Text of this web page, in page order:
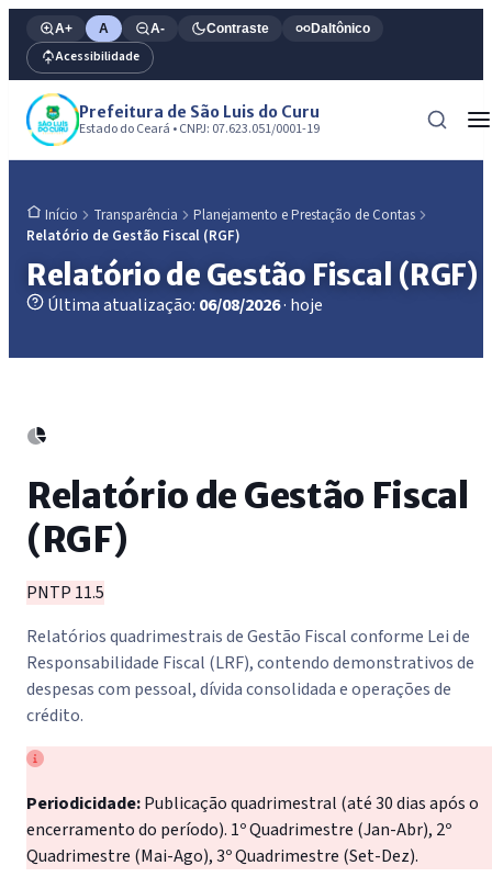
A+ A A- Contraste Daltônico
Acessibilidade
Prefeitura de São Luis do Curu
Estado do Ceará • CNPJ: 07.623.051/0001-19
Início Transparência
Planejamento e Prestação de Contas
Relatório de Gestão Fiscal (RGF)
Relatório de Gestão Fiscal (RGF)
Última atualização: 06/08/2026· hoje
Relatório de Gestão Fiscal
(RGF)
PNTP 11.5
Relatórios quadrimestrais de Gestão Fiscal conforme Lei de
Responsabilidade Fiscal (LRF), contendo demonstrativos de
despesas com pessoal, dívida consolidada e operações de
crédito.
Periodicidade:Publicação quadrimestral (até 30 dias após o
encerramento do período). 1º Quadrimestre (Jan-Abr), 2º
Quadrimestre (Mai-Ago), 3º Quadrimestre (Set-Dez).